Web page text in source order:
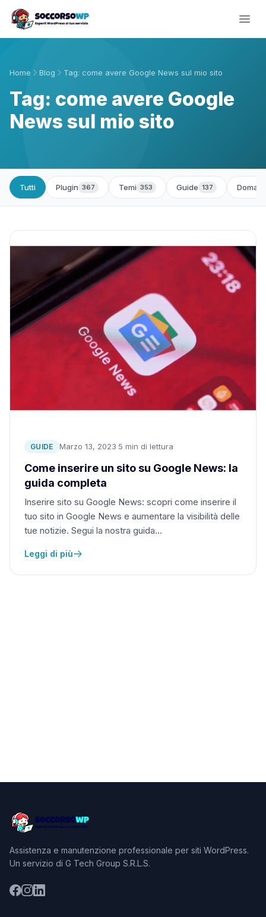
Home Blog Tag: come avere Google News sul mio sito
Tag: come avere Google
News sul mio sito
Tutti Plugin 367 Temi 353 Guide 137
GUIDE Marzo 13, 2023·5 min di lettura
Come inserire un sito su Google News: la
guida completa
Inserire sito su Google News: scopri come inserire il
tuo sito in Google News e aumentare la visibilità delle
tue notizie. Segui la nostra guida…
Leggi di più
Assistenza e manutenzione professionale per siti WordPress.
Un servizio di G Tech Group S.R.L.S.